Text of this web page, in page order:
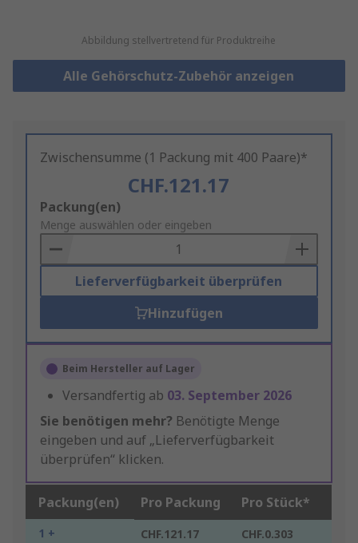
Abbildung stellvertretend für Produktreihe
Alle Gehörschutz-Zubehör anzeigen
Zwischensumme (1 Packung mit 400 Paare)*
CHF.121.17
Add
to
Basket
Packung(en)
Menge auswählen oder eingeben
Lieferverfügbarkeit überprüfen
Hinzufügen
Beim Hersteller auf Lager
Versandfertig ab 03. September 2026
Sie benötigen mehr? Benötigte Menge
eingeben und auf „Lieferverfügbarkeit
überprüfen“ klicken.
Packung(en) Pro Packung Pro Stück*
1 + CHF.121.17 CHF.0.303